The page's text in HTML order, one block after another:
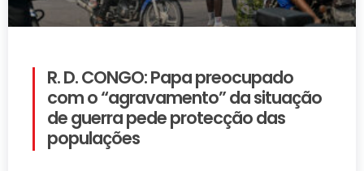
R. D. CONGO: Papa preocupado
com o “agravamento” da situação
de guerra pede protecção das
populações